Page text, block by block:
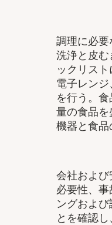
調理に必
洗浄と皮
ックリス
電子レン
を行う。
量の食品を
機器と食品
会社およ
必要性、
ングおよ
とを確認